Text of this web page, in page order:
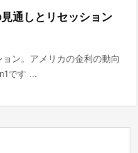
通しとリセッション
ン。アメリカの金利の動向
です ...